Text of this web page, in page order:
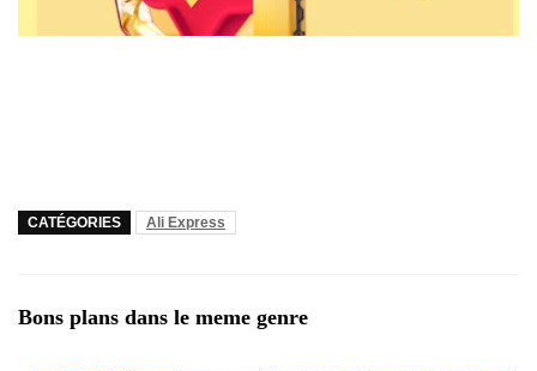
CATÉGORIES Ali Express
Bons plans dans le meme genre